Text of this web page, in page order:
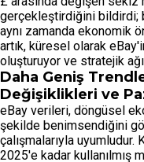
gerçekleştirdiğini bildirdi;
aynı zamanda ekonomik
artık, küresel olarak
oluşturuyor ve stratejik
Daha Geniş
Değişiklikleri ve
eBay verileri, döngüsel
şekilde benimsendiğini
çalışmalarıyla
2025'e kadar kullanılmış